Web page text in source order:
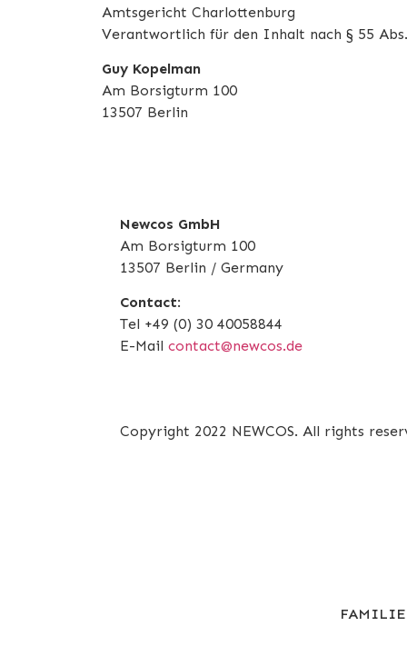
Amtsgericht Charlottenburg
Verantwortlich für den Inhalt nach § 55 Abs.
Guy Kopelman
Am Borsigturm 100
13507 Berlin
Newcos GmbH
Am Borsigturm 100
13507 Berlin / Germany
Contact:
Tel +49 (0) 30 40058844
E-Mail contact@newcos.de
Copyright 2022 NEWCOS. All rights